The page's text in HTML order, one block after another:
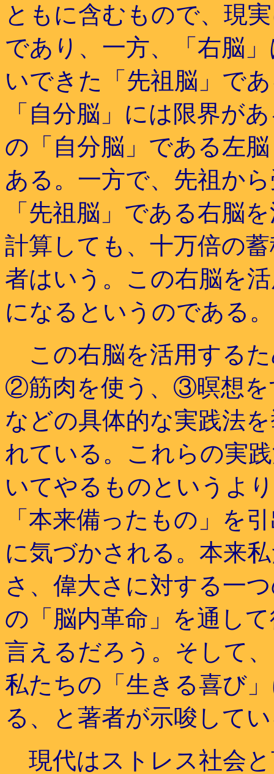
ともに含むもので、現
であり、一方、「右脳
いできた「先祖脳」で
「自分脳」には限界が
の「自分脳」である左
ある。一方で、先祖か
「先祖脳」である右脳
計算しても、十万倍の
者はいう。この右脳を
になるというのである。
この右脳を活用する
②筋肉を使う、③暝想を
などの具体的な実践法
れている。これらの実
いてやるものというよ
「本来備ったもの」を
に気づかされる。本来
さ、偉大さに対する一
の「脳内革命」を通し
言えるだろう。そして
私たちの「生きる喜び
る、と著者が示唆して
現代はストレス社会